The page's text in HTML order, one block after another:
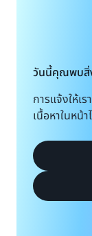
วันนี้คุณพบสิ่
การแจ้งให้เ
เนื้อหาในหน้า